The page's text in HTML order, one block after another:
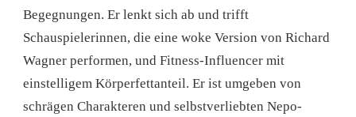
Begegnungen. Er lenkt sich ab und trifft
Schauspielerinnen, die eine woke Version von Richard
Wagner performen, und Fitness-Influencer mit
einstelligem Körperfettanteil. Er ist umgeben von
schrägen Charakteren und selbstverliebten Nepo-